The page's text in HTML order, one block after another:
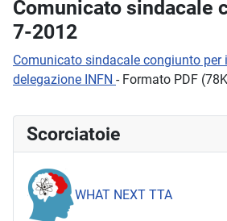
Scorciatoie
WHAT NEXT TTA
Comunicato sindacale
7-2012
Comunicato sindacale congiunto per
delegazione INFN - Formato PDF